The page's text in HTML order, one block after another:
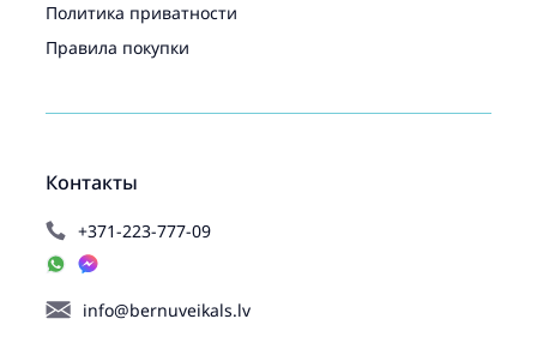
Контакты
+371-223-777-09
info@bernuveikals.lv
Политика приватности
Правила покупки